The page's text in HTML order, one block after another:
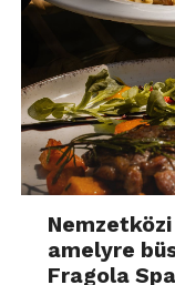
amelyre
Fragola